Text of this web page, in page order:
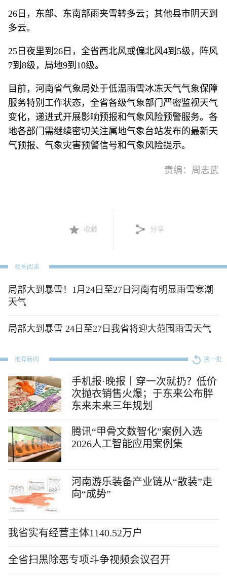
26日，东部、东南部雨夹雪转多云；其他县市阴天到
多云。
25日夜里到26日，全省西北风或偏北风4到5级，阵风
7到8级，局地9到10级。
目前，河南省气象局处于低温雨雪冰冻天气气象保障
服务特别工作状态，全省各级气象部门严密监视天气
变化，递进式开展影响预报和气象风险预警服务。各
地各部门需继续密切关注属地气象台站发布的最新天
气预报、气象灾害预警信号和气象风险提示。
责编：周志武
收藏 分享
相关阅读
局部大到暴雪！1月24日至27日河南有明显雨雪寒潮
天气
局部大到暴雪 24日至27日我省将迎大范围雨雪天气
推荐新闻 换一批
手机报·晚报丨穿一次就扔？低价
次抛衣销售火爆；于东来公布胖
东来未来三年规划
腾讯“甲骨文数智化”案例入选
2026人工智能应用案例集
河南游乐装备产业链从“散装”走
向“成势”
我省实有经营主体1140.52万户
全省扫黑除恶专项斗争视频会议召开